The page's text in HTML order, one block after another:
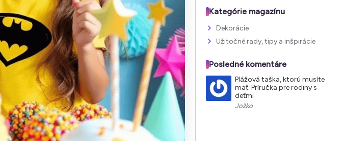
Kategórie magazínu
Dekorácie
Užitočné rady, tipy a inšpirácie
Posledné komentáre
Plážová taška, ktorú musíte
mať. Príručka pre rodiny s
deťmi
Jožko